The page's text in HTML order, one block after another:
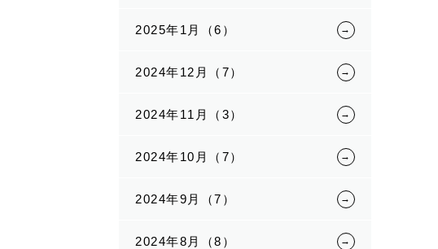
2025年1月（6）
2024年12月（7）
2024年11月（3）
2024年10月（7）
2024年9月（7）
2024年8月（8）